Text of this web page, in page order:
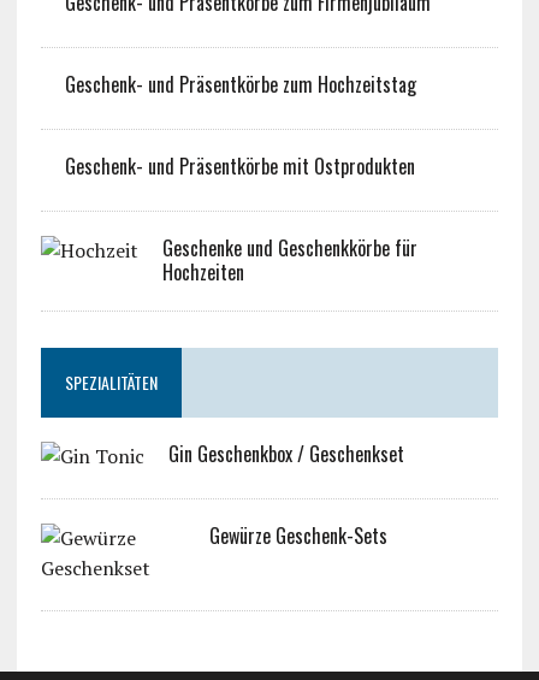
Geschenk- und Präsentkörbe zum Hochzeitstag
Geschenk- und Präsentkörbe mit Ostprodukten
Geschenke und Geschenkkörbe für
Hochzeiten
SPEZIALITÄTEN
Gin Geschenkbox / Geschenkset
Gewürze Geschenk-Sets